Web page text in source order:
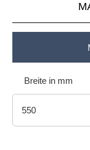
Breite in mm